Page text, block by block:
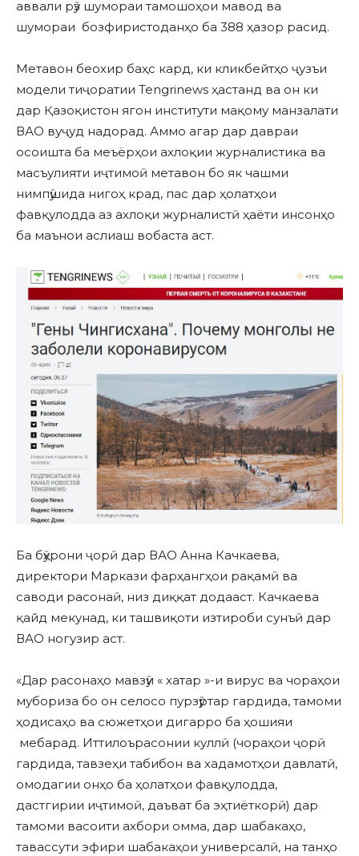
аввали рӯз шумораи тамошоҳои мавод ва
шумораи бозфиристоданҳо ба 388 ҳазор расид.
Метавон беохир баҳс кард, ки кликбейтҳо ҷузъи
модели тиҷоратии Tengrinews ҳастанд ва он ки
дар Қазоқистон ягон институти мақому манзалати
ВАО вуҷуд надорад. Аммо агар дар давраи
осоишта ба меъёрҳои ахлоқии журналистика ва
масъулияти иҷтимоӣ метавон бо як чашми
нимпӯшида нигоҳ крад, пас дар ҳолатҳои
фавқулодда аз ахлоқи журналистӣ ҳаёти инсонҳо
ба маънои аслиаш вобаста аст.
Ба бӯҳрони ҷорӣ дар ВАО Анна Качкаева,
директори Маркази фарҳангҳои рақамӣ ва
саводи расонаӣ, низ диққат додааст. Качкаева
қайд мекунад, ки ташвиқоти изтироби сунъӣ дар
ВАО ногузир аст.
«Дар расонаҳо мавзӯи « хатар »-и вирус ва чораҳои
мубориза бо он селосо пурзӯртар гардида, тамоми
ҳодисаҳо ва сюжетҳои дигарро ба ҳошияи
мебарад. Иттилоърасонии куллӣ (чораҳои ҷорӣ
гардида, тавзеҳи табибон ва хадамотҳои давлатӣ,
омодагии онҳо ба ҳолатҳои фавқулодда,
дастгирии иҷтимоӣ, даъват ба эҳтиёткорӣ) дар
тамоми васоити ахбори омма, дар шабакаҳо,
тавассути эфири шабакаҳои универсалӣ, на танҳо